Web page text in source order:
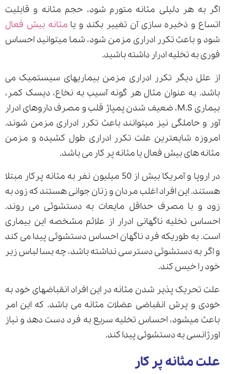
اگر به هر دلیلی مثانه متورم شود، حجم مثانه و قابلیت
اتساع و ذخیره سازی آن تغییر بکند و یا مثانه بیش فعال
شود و باعث تکرر ادراری مزمن شود، شما میتوانید احساس
فوری به تخلیه ادرار داشته باشید.
از علل دیگر تکرر ادراری مزمن بیماریهای سیستمیک می
باشد. به عنوان مثال هر گونه آسیب به نخاع، دیسک کمر،
بیماری M.S، ضعیف شدن پمپاژ قلب و مصرف داروهای ادرار
آور و حاملگی نیز میتوانند باعث تکرر ادراری مزمن شوند.
امروزه شایعترین علت تکرر ادراری طول کشیده و مزمن
مثانه های بیش فعال یا مثانه پر کار می باشد.
در اروپا و آمریکا بیش از 50 میلیون نفر به مثانه پرکار مبتلا
هستند. این افراد اغلب مردان و زنان جوانی هستند که زود به
زود و با مصرف حداقل مایعات به دستشوئی می روند.
احساس تخلیه ناگهانی ادرار از علائم مشخصه این بیماری
است. به طوریکه فرد ناگهان احساس دستشوئی پیدا می کند
و اگر به دستشوئی دسترسی نداشته باشد، چه بسا لباس زیر
خود را خیس کند.
علت تحریک پذیر شدن مثانه در این افراد انقباضهای خود به
خودی و پرش انقباضی عضلات مثانه می باشد. که این امر
باعث میشود، احساس تخلیه سریع به فرد دست دهد و نیاز
اورژانسی به دستشوئی پیدا کند.
علت مثانه پر کار